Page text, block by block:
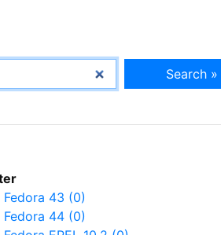
Search »
Fedora 43 (0)
Fedora 44 (0)